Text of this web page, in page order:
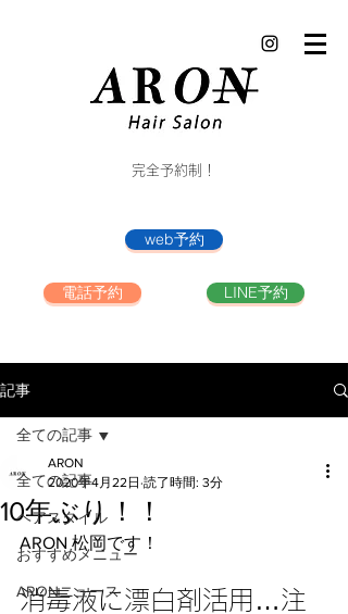
完全予約制！
web予約
電話予約 LINE予約
記事
全ての記事
ヘアスタイル
おすすめメニュー
ARONニュース
全ての記事
10年ぶり！！
ARON
2020年4月22日 読了時間: 3分
ARON 松岡です！
消毒液に漂白剤活用…注